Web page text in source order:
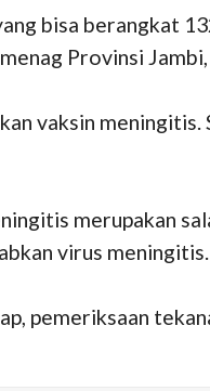
bisa berangkat
Provinsi
vaksin
merupakan
virus meningitis.
pemeriksaan